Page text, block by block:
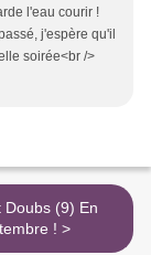
l'eau courir !
j'espère qu'il
soirée<br />
Doubs (9) En
septembre ! >